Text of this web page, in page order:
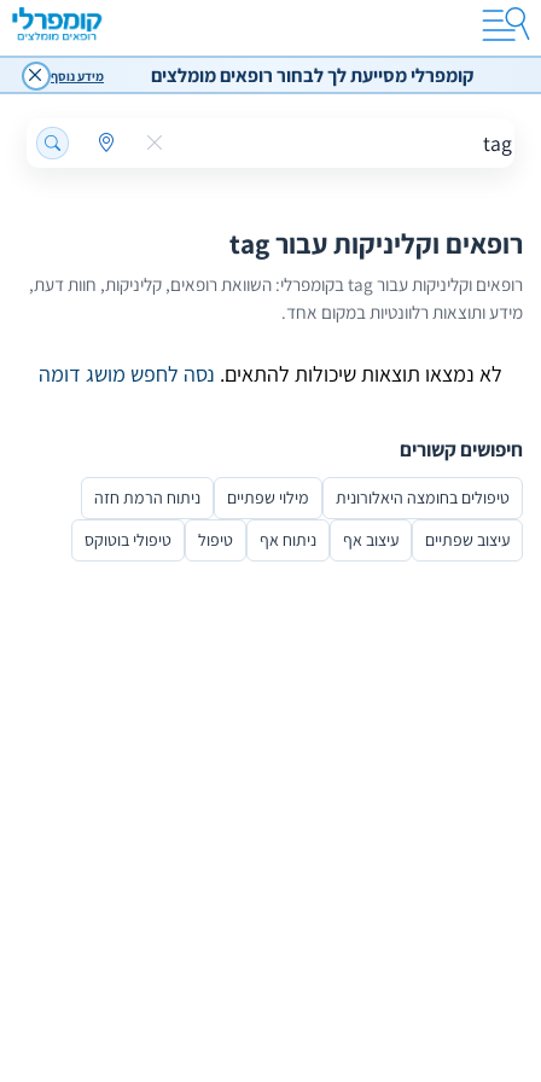
קומפרלי מסייעת לך לבחור רופאים מומלצים מידע נוסף
הזרקת שומן
הרמת גבות
הלבנת שיניים
עיצוב טבור
טיפול בהזעת יתר
חוות דעת על רופאים מומלצים
הוספת חוות דעת
רופאים וקליניקות עבור tag
רופאים וקליניקות עבור tag בקומפרלי: השוואת רופאים, קליניקות, חוות דעת,
מידע ותוצאות רלוונטיות במקום אחד.
לא נמצאו תוצאות שיכולות להתאים. נסה לחפש מושג דומה
חיפושים קשורים
טיפולים בחומצה היאלורונית מילוי שפתיים
ניתוח הרמת חזה
עיצוב שפתיים
עיצוב אף ניתוח אף טיפול טיפולי בוטוקס